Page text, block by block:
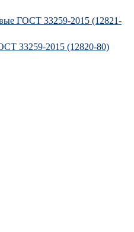
ГОСТ 33259-2015 (12821-
33259-2015 (12820-80)